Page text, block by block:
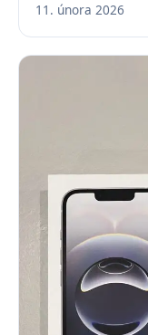
11. února 2026